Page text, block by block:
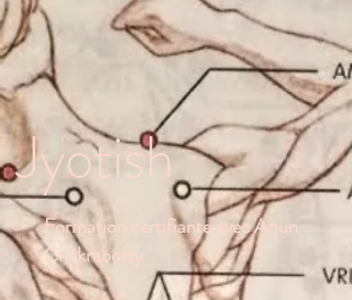
Jyotish
Formation certifiante avec Arjun
Chakraborty